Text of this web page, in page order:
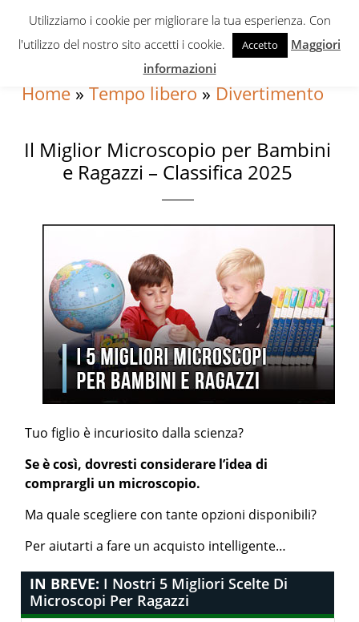
Skip
navigation
Skip
Skip
sidebar
Home »Tempo libero » Divertimento
Il Miglior Microscopio per Bambini
e Ragazzi – Classifica 2025
Tuo figlio è incuriosito dalla scienza?
Se è così, dovresti considerare l’idea di
comprargli un microscopio.
Ma quale scegliere con tante opzioni disponibili?
Per aiutarti a fare un acquisto intelligente…
IN BREVE: I Nostri 5 Migliori Scelte Di
Microscopi Per Ragazzi
Utilizziamo i cookie per migliorare la tua esperienza. Con
l'utilizzo del nostro sito accetti i cookie.
Accetto
Maggiori
informazioni